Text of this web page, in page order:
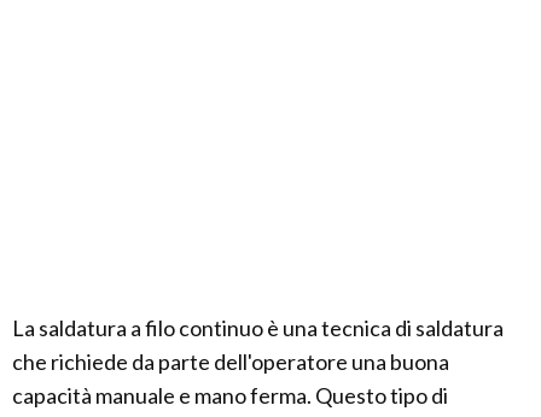
La saldatura a filo continuo è una tecnica di saldatura
che richiede da parte dell'operatore una buona
capacità manuale e mano ferma. Questo tipo di